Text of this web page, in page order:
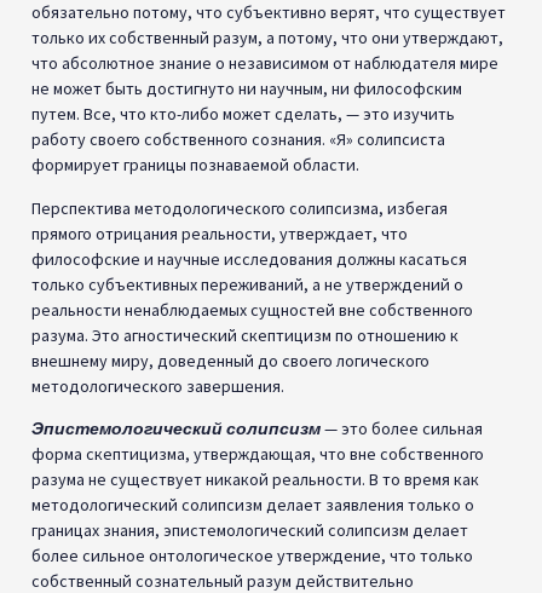
обязательно потому, что субъективно верят, что существует
только их собственный разум, а потому, что они утверждают,
что абсолютное знание о независимом от наблюдателя мире
не может быть достигнуто ни научным, ни философским
путем. Все, что кто-либо может сделать, — это изучить
работу своего собственного сознания. «Я» солипсиста
формирует границы познаваемой области.
Перспектива методологического солипсизма, избегая
прямого отрицания реальности, утверждает, что
философские и научные исследования должны касаться
только субъективных переживаний, а не утверждений о
реальности ненаблюдаемых сущностей вне собственного
разума. Это агностический скептицизм по отношению к
внешнему миру, доведенный до своего логического
методологического завершения.
Эпистемологический солипсизм— это более сильная
форма скептицизма, утверждающая, что вне собственного
разума не существует никакой реальности. В то время как
методологический солипсизм делает заявления только о
границах знания, эпистемологический солипсизм делает
более сильное онтологическое утверждение, что только
собственный сознательный разум действительно